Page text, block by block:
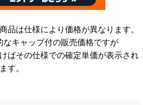
は仕様により価格が異なります。
なキャップ付の販売価格ですが
ばその仕様での確定単価が表示され
ます。